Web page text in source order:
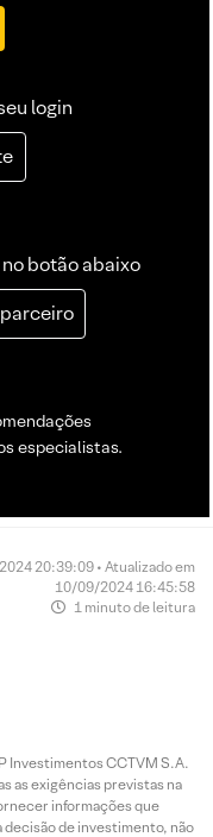
login
botão abaixo
especialistas.
20:39:09 • Atualizado em
10/09/2024 16:45:58
1 minuto de leitura
Investimentos CCTVM S.A.
as exigências previstas na
informações que
decisão de investimento, não